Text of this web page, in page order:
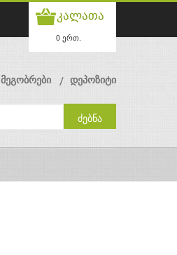
კალათა
0 ერთ.
მეგობრები დეპოზიტი